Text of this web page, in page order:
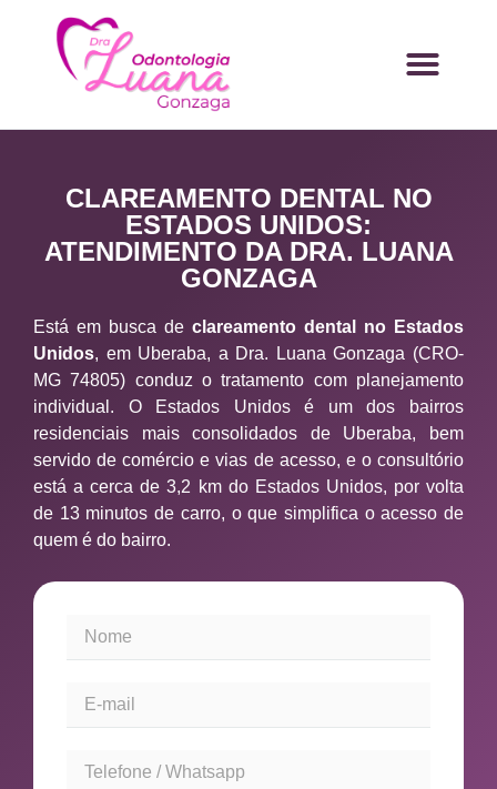
CLAREAMENTO DENTAL NO
ESTADOS UNIDOS:
ATENDIMENTO DA DRA. LUANA
GONZAGA
Está em busca de clareamento dental no Estados
Unidos, em Uberaba, a Dra. Luana Gonzaga (CRO-
MG 74805) conduz o tratamento com planejamento
individual. O Estados Unidos é um dos bairros
residenciais mais consolidados de Uberaba, bem
servido de comércio e vias de acesso, e o consultório
está a cerca de 3,2 km do Estados Unidos, por volta
de 13 minutos de carro, o que simplifica o acesso de
quem é do bairro.